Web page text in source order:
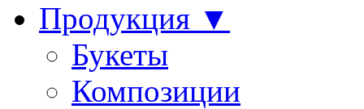
Продукция ▼
Букеты
Композиции